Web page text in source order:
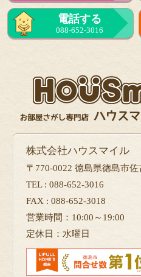
電話する
088-652-3016
株式会社ハウスマイル
〒770-0022 徳島県徳島市
TEL : 088-652-3016
FAX : 088-652-3018
営業時間：10:00～19:00
定休日：水曜日